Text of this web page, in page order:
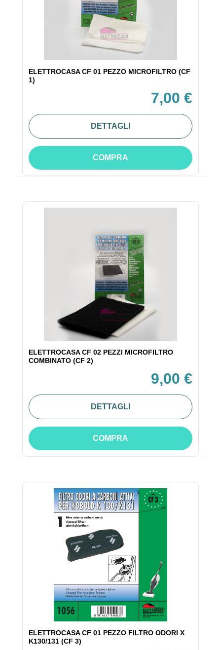
ELETTROCASA CF 01 PEZZO MICROFILTRO (CF
1)
7,00 €
DETTAGLI
COMPRA
ELETTROCASA CF 02 PEZZI MICROFILTRO
COMBINATO (CF 2)
9,00 €
DETTAGLI
COMPRA
ELETTROCASA CF 01 PEZZO FILTRO ODORI X
K130/131 (CF 3)